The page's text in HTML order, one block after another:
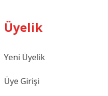
Üyelik
Yeni Üyelik
Üye Girişi